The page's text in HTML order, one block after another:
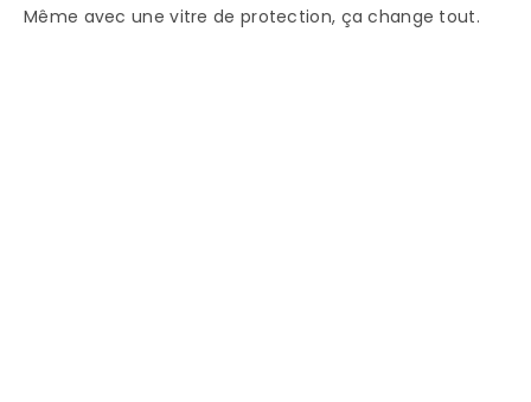
Même avec une vitre de protection, ça change tout.